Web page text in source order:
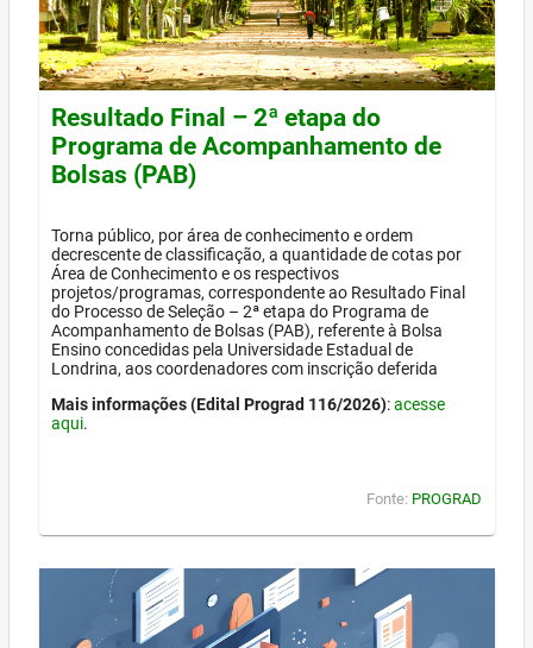
Resultado Final – 2ª etapa do
Programa de Acompanhamento de
Bolsas (PAB)
Torna público, por área de conhecimento e ordem
decrescente de classificação, a quantidade de cotas por
Área de Conhecimento e os respectivos
projetos/programas, correspondente ao Resultado Final
do Processo de Seleção – 2ª etapa do Programa de
Acompanhamento de Bolsas (PAB), referente à Bolsa
Ensino concedidas pela Universidade Estadual de
Londrina, aos coordenadores com inscrição deferida
Mais informações (Edital Prograd 116/2026):acesse
aqui.
Fonte: PROGRAD